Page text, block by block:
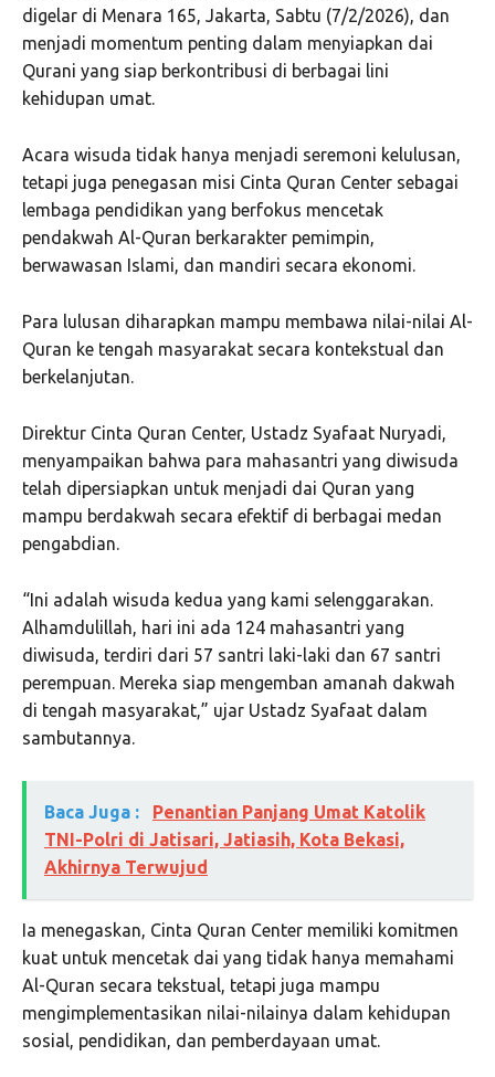
digelar di Menara 165, Jakarta, Sabtu (7/2/2026), dan
menjadi momentum penting dalam menyiapkan dai
Qurani yang siap berkontribusi di berbagai lini
kehidupan umat.
Acara wisuda tidak hanya menjadi seremoni kelulusan,
tetapi juga penegasan misi Cinta Quran Center sebagai
lembaga pendidikan yang berfokus mencetak
pendakwah Al-Quran berkarakter pemimpin,
berwawasan Islami, dan mandiri secara ekonomi.
Para lulusan diharapkan mampu membawa nilai-nilai Al-
Quran ke tengah masyarakat secara kontekstual dan
berkelanjutan.
Direktur Cinta Quran Center, Ustadz Syafaat Nuryadi,
menyampaikan bahwa para mahasantri yang diwisuda
telah dipersiapkan untuk menjadi dai Quran yang
mampu berdakwah secara efektif di berbagai medan
pengabdian.
“Ini adalah wisuda kedua yang kami selenggarakan.
Alhamdulillah, hari ini ada 124 mahasantri yang
diwisuda, terdiri dari 57 santri laki-laki dan 67 santri
perempuan. Mereka siap mengemban amanah dakwah
di tengah masyarakat,” ujar Ustadz Syafaat dalam
sambutannya.
Baca Juga :
Penantian Panjang Umat Katolik
TNI-Polri di Jatisari, Jatiasih, Kota Bekasi,
Akhirnya Terwujud
Ia menegaskan, Cinta Quran Center memiliki komitmen
kuat untuk mencetak dai yang tidak hanya memahami
Al-Quran secara tekstual, tetapi juga mampu
mengimplementasikan nilai-nilainya dalam kehidupan
sosial, pendidikan, dan pemberdayaan umat.